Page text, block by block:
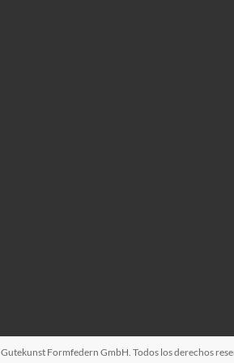
Gutekunst Formfedern GmbH. Todos los derechos